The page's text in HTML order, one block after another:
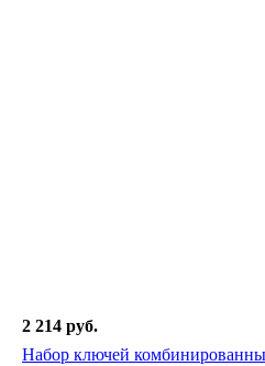
2 214 руб.
Набор ключей